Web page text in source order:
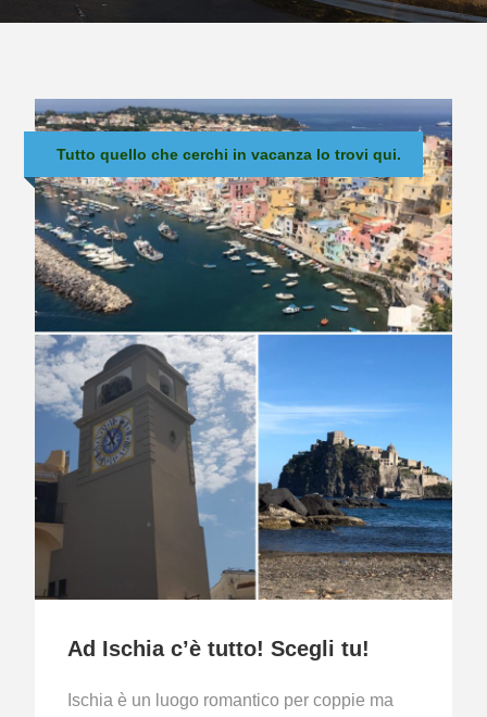
Tutto quello che cerchi in vacanza lo trovi qui.
Ad Ischia c’è tutto! Scegli tu!
Ischia è un luogo romantico per coppie ma